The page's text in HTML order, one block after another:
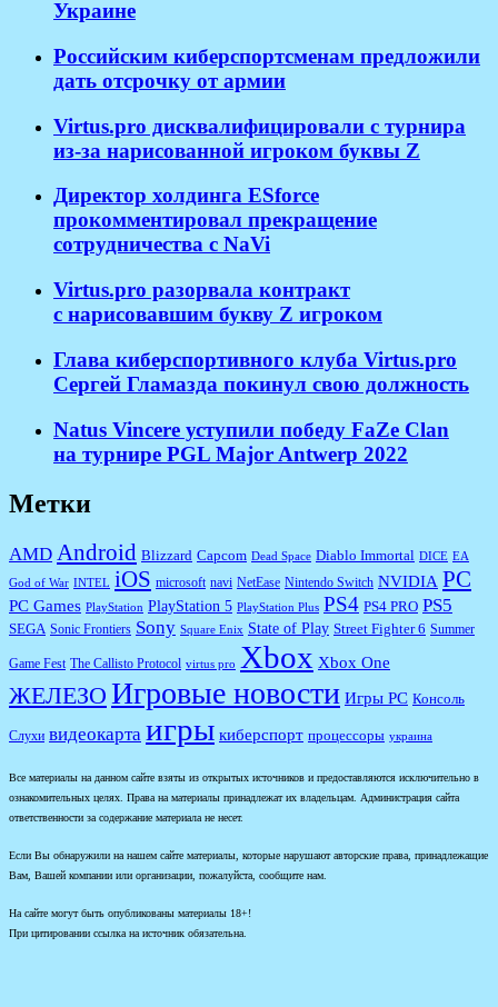
Украине
Российским киберспортсменам предложили
дать отсрочку от армии
Virtus.pro дисквалифицировали с турнира
из-за нарисованной игроком буквы Z
Директор холдинга ESforce
прокомментировал прекращение
сотрудничества с NaVi
​Virtus.pro разорвала контракт
с нарисовавшим букву Z игроком
Глава киберспортивного клуба Virtus.pro
Сергей Гламазда покинул свою должность
Natus Vincere уступили победу FaZe Clan
на турнире PGL Major Antwerp 2022
Метки
AMD Android Blizzard Capcom Dead Space Diablo Immortal DICE EA
God of War INTEL iOS microsoft navi NetEase Nintendo Switch NVIDIA PC
PC Games PlayStation PlayStation 5 PlayStation Plus PS4 PS4 PRO PS5
SEGA Sonic Frontiers Sony Square Enix State of Play Street Fighter 6 Summer
Game Fest The Callisto Protocol virtus pro Xbox Xbox One
ЖЕЛЕЗО Игровые новости Игры PC Консоль
Слухи видеокарта игры киберспорт процессоры украина
Все материалы на данном сайте взяты из открытых источников и предоставляются исключительно в
ознакомительных целях. Права на материалы принадлежат их владельцам. Администрация сайта
ответственности за содержание материала не несет.
Если Вы обнаружили на нашем сайте материалы, которые нарушают авторские права, принадлежащие
Вам, Вашей компании или организации, пожалуйста, сообщите нам.
На сайте могут быть опубликованы материалы 18+!
При цитировании ссылка на источник обязательна.